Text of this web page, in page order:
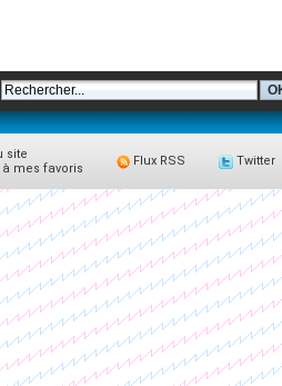
site
mes favoris
Flux RSS Twitter